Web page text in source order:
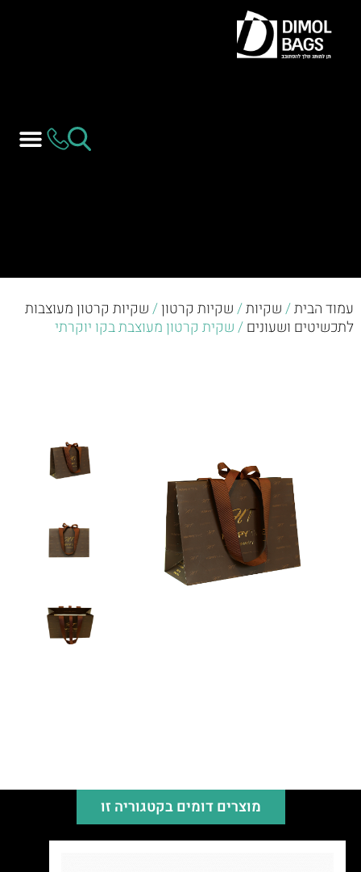
עמוד הבית/שקיות/שקיות קרטון/שקיות קרטון מעוצבות
לתכשיטים ושעונים/ שקית קרטון מעוצבת בקו יוקרתי
מוצרים דומים בקטגוריה זו